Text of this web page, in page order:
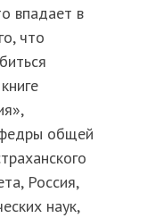
впадает в
что
общей
Россия,
наук,